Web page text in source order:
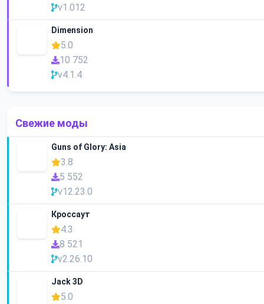
v1.012
Dimension
5.0
10 752
v4.1.4
Свежие моды
Guns of Glory: Asia
3.8
5 552
v12.23.0
Кроссаут
4.3
8 521
v2.26.10
Jack 3D
5.0